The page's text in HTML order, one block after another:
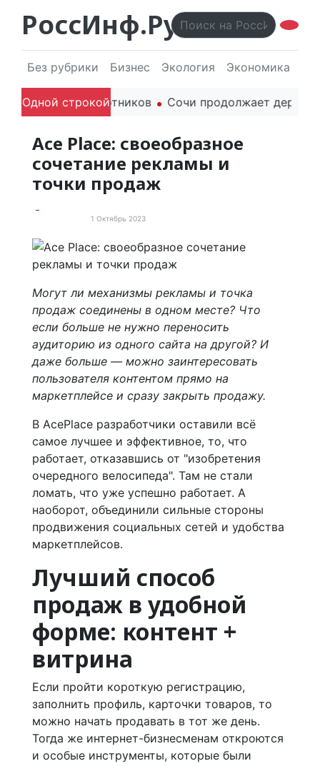
РоссИнф.Ру
Без рубрики Бизнес Экология Экономика
Одной строкой
беспилотников Сочи продолжает держать
Ace Place: своеобразное
сочетание рекламы и
точки продаж
1 Октябрь 2023
Могут ли механизмы рекламы и точка
продаж соединены в одном месте? Что
если больше не нужно переносить
аудиторию из одного сайта на другой? И
даже больше — можно заинтересовать
пользователя контентом прямо на
маркетплейсе и сразу закрыть продажу.
В AcePlace разработчики оставили всё
самое лучшее и эффективное, то, что
работает, отказавшись от "изобретения
очередного велосипеда". Там не стали
ломать, что уже успешно работает. А
наоборот, объединили сильные стороны
продвижения социальных сетей и удобства
маркетплейсов.
Лучший способ
продаж в удобной
форме: контент +
витрина
Если пройти короткую регистрацию,
заполнить профиль, карточки товаров, то
можно начать продавать в тот же день.
Тогда же интернет-бизнесменам откроются
и особые инструменты, которые были